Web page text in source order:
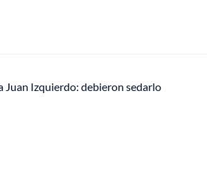
Juan Izquierdo: debieron sedarlo